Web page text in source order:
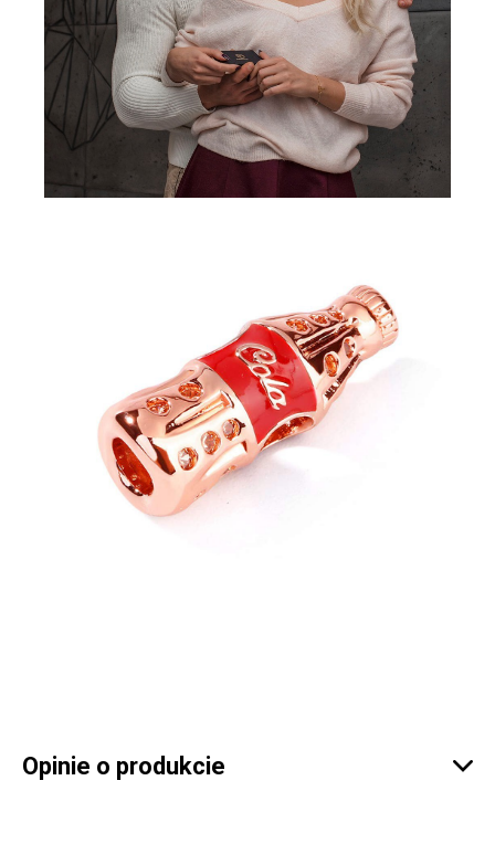
Opinie o produkcie 